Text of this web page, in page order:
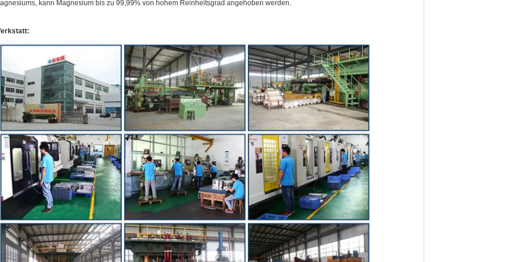
kann Magnesium bis zu 99,99% von hohem Reinheitsgrad angehoben werden.